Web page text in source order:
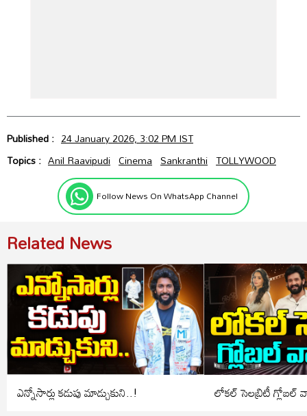
Published : 24 January 2026, 3:02 PM IST
Topics : Anil Raavipudi Cinema Sankranthi TOLLYWOOD
Follow News On WhatsApp Channel
Related News
ఎన్నోసార్లు కడుపు మాడ్చుకుని..! లోకల్ సెలబ్రిటీ గ్లోబల్